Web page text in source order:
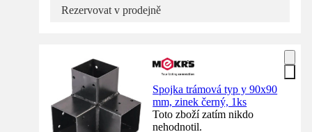
Rezervovat v prodejně
Spojka trámová typ y 90x90
mm, zinek černý, 1ks
Toto zboží zatím nikdo
nehodnotil.